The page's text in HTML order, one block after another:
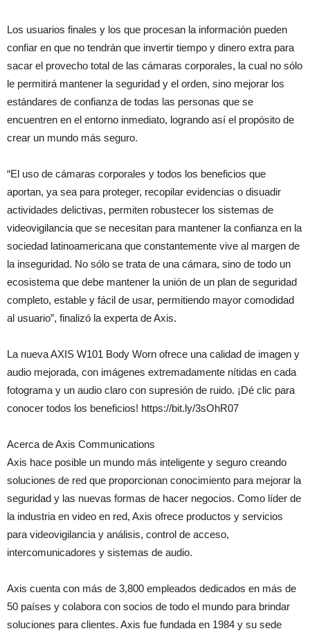
Los usuarios finales y los que procesan la información pueden
confiar en que no tendrán que invertir tiempo y dinero extra para
sacar el provecho total de las cámaras corporales, la cual no sólo
le permitirá mantener la seguridad y el orden, sino mejorar los
estándares de confianza de todas las personas que se
encuentren en el entorno inmediato, logrando así el propósito de
crear un mundo más seguro.
“El uso de cámaras corporales y todos los beneficios que
aportan, ya sea para proteger, recopilar evidencias o disuadir
actividades delictivas, permiten robustecer los sistemas de
videovigilancia que se necesitan para mantener la confianza en la
sociedad latinoamericana que constantemente vive al margen de
la inseguridad. No sólo se trata de una cámara, sino de todo un
ecosistema que debe mantener la unión de un plan de seguridad
completo, estable y fácil de usar, permitiendo mayor comodidad
al usuario”, finalizó la experta de Axis.
La nueva AXIS W101 Body Worn ofrece una calidad de imagen y
audio mejorada, con imágenes extremadamente nítidas en cada
fotograma y un audio claro con supresión de ruido. ¡Dé clic para
conocer todos los beneficios! https://bit.ly/3sOhR07
Acerca de Axis Communications
Axis hace posible un mundo más inteligente y seguro creando
soluciones de red que proporcionan conocimiento para mejorar la
seguridad y las nuevas formas de hacer negocios. Como líder de
la industria en video en red, Axis ofrece productos y servicios
para videovigilancia y análisis, control de acceso,
intercomunicadores y sistemas de audio.
Axis cuenta con más de 3,800 empleados dedicados en más de
50 países y colabora con socios de todo el mundo para brindar
soluciones para clientes. Axis fue fundada en 1984 y su sede